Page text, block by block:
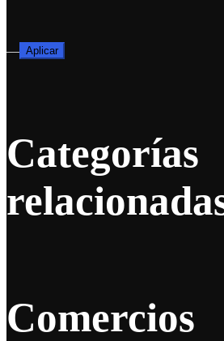
— Aplicar
Categorías
Comercios